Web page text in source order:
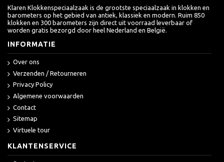
Klaren Klokkenspeciaalzaak is de grootste speciaalzaak in klokken en
barometers op het gebied van antiek, klassiek en modern. Ruim 850
klokken en 300 barometers zijn direct uit voorraad leverbaar of
worden gratis bezorgd door heel Nederland en België.
INFORMATIE
Over ons
Verzenden / Retourneren
Privacy Policy
Algemene voorwaarden
Contact
Sitemap
Virtuele tour
KLANTENSERVICE